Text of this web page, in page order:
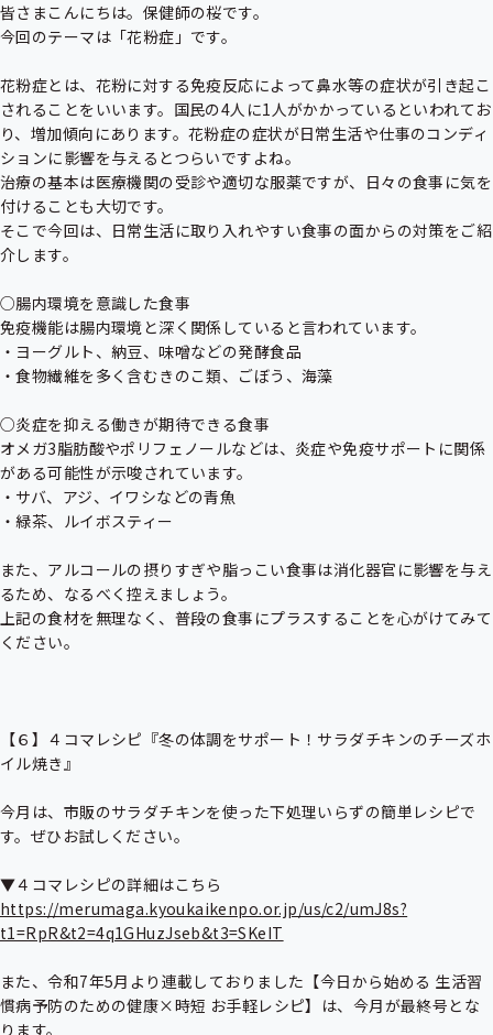
皆さまこんにちは。保健師の桜です。
今回のテーマは「花粉症」です。
花粉症とは、花粉に対する免疫反応によって鼻水等の症状が引き起こ
されることをいいます。国民の4人に1人がかかっているといわれてお
り、増加傾向にあります。花粉症の症状が日常生活や仕事のコンディ
ションに影響を与えるとつらいですよね。
治療の基本は医療機関の受診や適切な服薬ですが、日々の食事に気を
付けることも大切です。
そこで今回は、日常生活に取り入れやすい食事の面からの対策をご紹
介します。
○腸内環境を意識した食事
免疫機能は腸内環境と深く関係していると言われています。
・ヨーグルト、納豆、味噌などの発酵食品
・食物繊維を多く含むきのこ類、ごぼう、海藻
○炎症を抑える働きが期待できる食事
オメガ3脂肪酸やポリフェノールなどは、炎症や免疫サポートに関係
がある可能性が示唆されています。
・サバ、アジ、イワシなどの青魚
・緑茶、ルイボスティー
また、アルコールの摂りすぎや脂っこい食事は消化器官に影響を与え
るため、なるべく控えましょう。
上記の食材を無理なく、普段の食事にプラスすることを心がけてみて
ください。
【６】４コマレシピ『冬の体調をサポート！サラダチキンのチーズホ
イル焼き』
今月は、市販のサラダチキンを使った下処理いらずの簡単レシピで
す。ぜひお試しください。
https://merumaga.kyoukaikenpo.or.jp/us/c2/umJ8s?
t1=RpR&t2=4q1GHuzJseb&t3=SKeIT
また、令和7年5月より連載しておりました【今日から始める 生活習
慣病予防のための健康×時短 お手軽レシピ】は、今月が最終号とな
ります。